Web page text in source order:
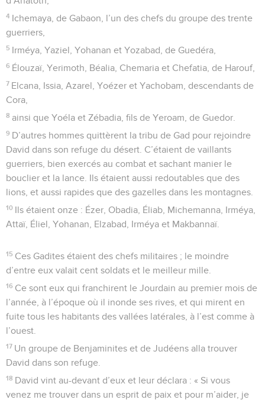
4 Ichemaya, de Gabaon, l’un des chefs du groupe des trente
guerriers,
5 Irméya, Yaziel, Yohanan et Yozabad, de Guedéra,
6 Élouzaï, Yerimoth, Béalia, Chemaria et Chefatia, de Harouf,
7 Elcana, Issia, Azarel, Yoézer et Yachobam, descendants de
Cora,
8 ainsi que Yoéla et Zébadia, fils de Yeroam, de Guedor.
9 D’autres hommes quittèrent la tribu de Gad pour rejoindre
David dans son refuge du désert. C’étaient de vaillants
guerriers, bien exercés au combat et sachant manier le
bouclier et la lance. Ils étaient aussi redoutables que des
lions, et aussi rapides que des gazelles dans les montagnes.
10 Ils étaient onze : Ézer, Obadia, Éliab, Michemanna, Irméya,
Attaï, Éliel, Yohanan, Elzabad, Irméya et Makbannaï.
15 Ces Gadites étaient des chefs militaires ; le moindre
d’entre eux valait cent soldats et le meilleur mille.
16 Ce sont eux qui franchirent le Jourdain au premier mois de
l’année, à l’époque où il inonde ses rives, et qui mirent en
fuite tous les habitants des vallées latérales, à l’est comme à
l’ouest.
17 Un groupe de Benjaminites et de Judéens alla trouver
David dans son refuge.
18 David vint au-devant d’eux et leur déclara : « Si vous
venez me trouver dans un esprit de paix et pour m’aider, je